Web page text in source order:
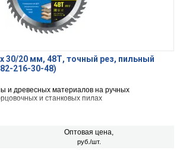
x 30/20 мм, 48Т, точный рез, пильный
216-30-48)
и древесных материалов на ручных
и станковых пилах
Оптовая цена,
руб./шт.